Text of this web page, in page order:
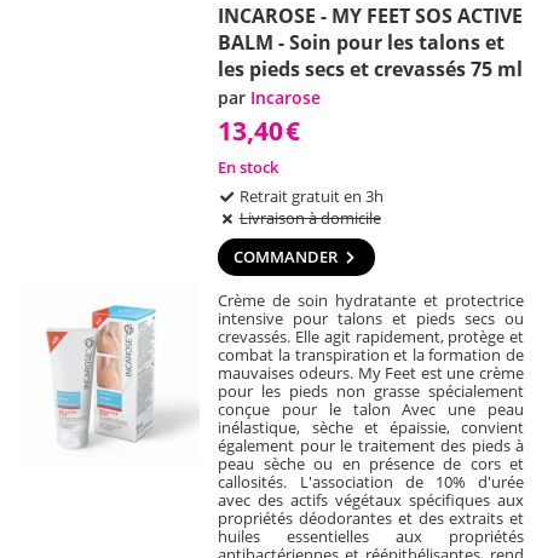
INCAROSE - MY FEET SOS ACTIVE
BALM - Soin pour les talons et
les pieds secs et crevassés 75 ml
par Incarose
13,40€
En stock
Retrait gratuit en 3h
Livraison à domicile
COMMANDER
Crème de soin hydratante et protectrice
intensive pour talons et pieds secs ou
crevassés. Elle agit rapidement, protège et
combat la transpiration et la formation de
mauvaises odeurs. My Feet est une crème
pour les pieds non grasse spécialement
conçue pour le talon Avec une peau
inélastique, sèche et épaissie, convient
également pour le traitement des pieds à
peau sèche ou en présence de cors et
callosités. L'association de 10% d'urée
avec des actifs végétaux spécifiques aux
propriétés déodorantes et des extraits et
huiles essentielles aux propriétés